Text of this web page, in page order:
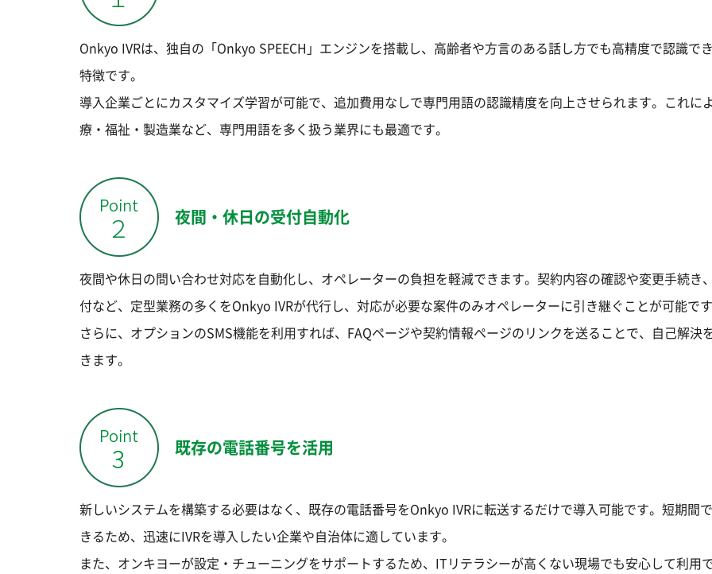
Onkyo IVRは、独自の「Onkyo SPEECH」エンジンを搭載し、高齢者や方言のある話し方でも高精度で認識で
特徴です。
導入企業ごとにカスタマイズ学習が可能で、追加費用なしで専門用語の認識精度を向上させられます。これに
療・福祉・製造業など、専門用語を多く扱う業界にも最適です。
夜間・休日の受付自動化
夜間や休日の問い合わせ対応を自動化し、オペレーターの負担を軽減できます。契約内容の確認や変更手続き
付など、定型業務の多くをOnkyo IVRが代行し、対応が必要な案件のみオペレーターに引き継ぐことが可能です
さらに、オプションのSMS機能を利用すれば、FAQページや契約情報ページのリンクを送ることで、自己解決
きます。
既存の電話番号を活用
新しいシステムを構築する必要はなく、既存の電話番号をOnkyo IVRに転送するだけで導入可能です。短期間
きるため、迅速にIVRを導入したい企業や自治体に適しています。
また、オンキヨーが設定・チューニングをサポートするため、ITリテラシーが高くない現場でも安心して利用